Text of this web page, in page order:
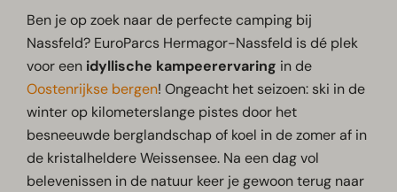
Ben je op zoek naar de perfecte camping bij
Nassfeld? EuroParcs Hermagor-Nassfeld is dé plek
voor een idyllische kampeerervaring in de
Oostenrijkse bergen! Ongeacht het seizoen: ski in de
winter op kilometerslange pistes door het
besneeuwde berglandschap of koel in de zomer af in
de kristalheldere Weissensee. Na een dag vol
belevenissen in de natuur keer je gewoon terug naar